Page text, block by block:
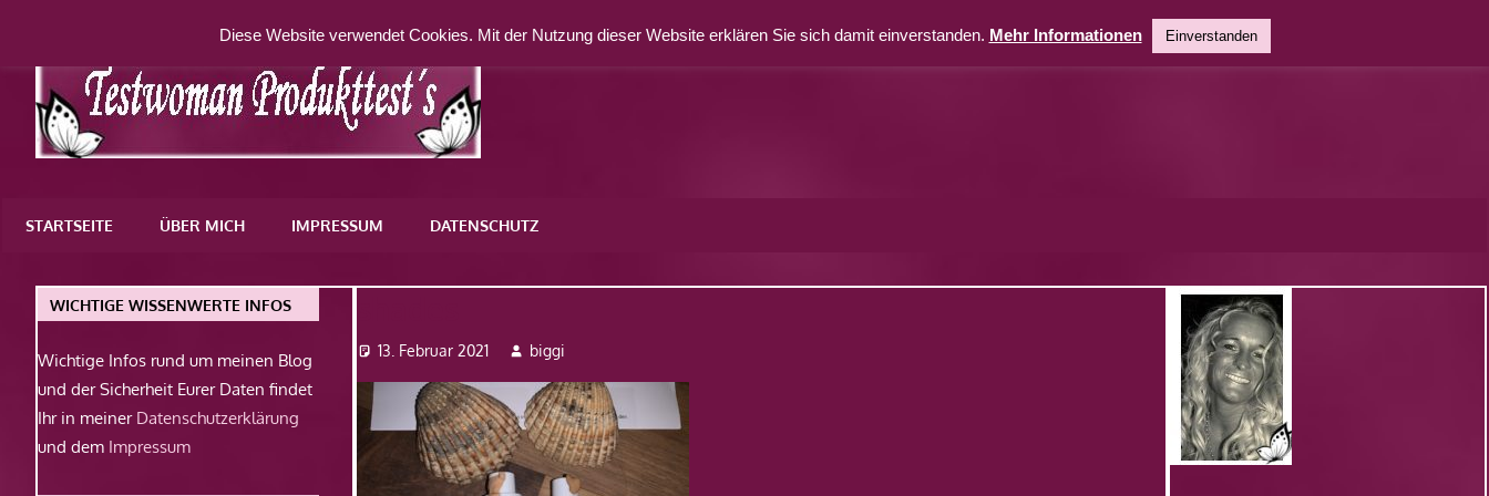
springen
WordPress-
STARTSEITE ÜBER MICH IMPRESSUM DATENSCHUTZ
13. Februar 2021 biggi
WICHTIGE WISSENWERTE INFOS
Wichtige Infos rund um meinen Blog
und der Sicherheit Eurer Daten findet
Ihr in meiner Datenschutzerklärung
und dem Impressum
Diese Website verwendet Cookies. Mit der Nutzung dieser Website erklären Sie sich damit einverstanden. Mehr Informationen Einverstanden